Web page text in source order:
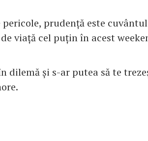
prudență este
viață cel puțin în acest
dilemă și s-ar putea să te